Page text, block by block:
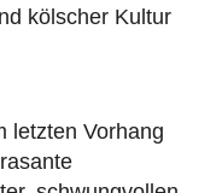
kölscher Kultur
letzten Vorhang